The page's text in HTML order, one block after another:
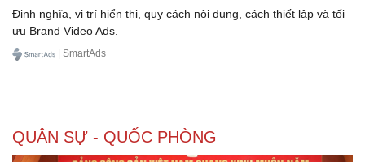
Định nghĩa, vị trí hiển thị, quy cách nội dung, cách thiết lập và tối
ưu Brand Video Ads.
| SmartAds
QUÂN SỰ - QUỐC PHÒNG